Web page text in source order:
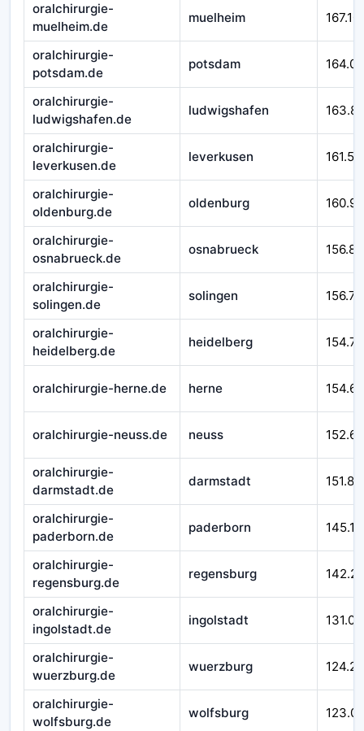
oralchirurgie-
muelheim.de
muelheim
oralchirurgie-
potsdam.de
potsdam
oralchirurgie-
ludwigshafen.de
ludwigshafen
oralchirurgie-
leverkusen.de
leverkusen
oralchirurgie-
oldenburg.de
oldenburg
oralchirurgie-
osnabrueck.de
osnabrueck
oralchirurgie-
solingen.de
solingen
oralchirurgie-
heidelberg.de
heidelberg
oralchirurgie-herne.de herne
oralchirurgie-neuss.de neuss
oralchirurgie-
darmstadt.de
darmstadt
oralchirurgie-
paderborn.de
paderborn
oralchirurgie-
regensburg.de
regensburg
oralchirurgie-
ingolstadt.de
ingolstadt
oralchirurgie-
wuerzburg.de
wuerzburg
oralchirurgie-
wolfsburg.de
wolfsburg